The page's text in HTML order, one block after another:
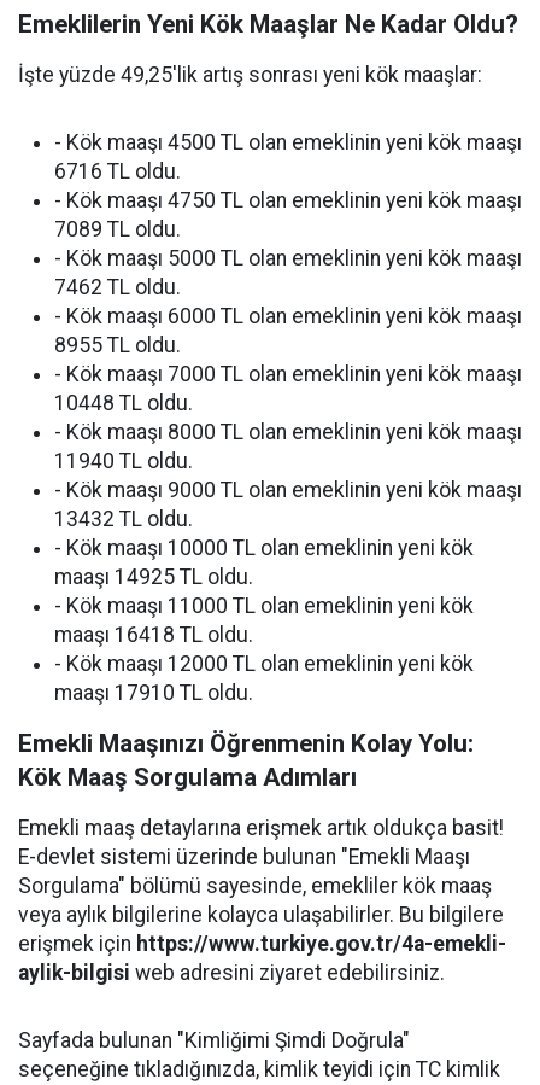
Emeklilerin Yeni Kök Maaşlar Ne Kadar Oldu?
İşte yüzde 49,25'lik artış sonrası yeni kök maaşlar:
- Kök maaşı 4500 TL olan emeklinin yeni kök maaşı
6716 TL oldu.
- Kök maaşı 4750 TL olan emeklinin yeni kök maaşı
7089 TL oldu.
- Kök maaşı 5000 TL olan emeklinin yeni kök maaşı
7462 TL oldu.
- Kök maaşı 6000 TL olan emeklinin yeni kök maaşı
8955 TL oldu.
- Kök maaşı 7000 TL olan emeklinin yeni kök maaşı
10448 TL oldu.
- Kök maaşı 8000 TL olan emeklinin yeni kök maaşı
11940 TL oldu.
- Kök maaşı 9000 TL olan emeklinin yeni kök maaşı
13432 TL oldu.
- Kök maaşı 10000 TL olan emeklinin yeni kök
maaşı 14925 TL oldu.
- Kök maaşı 11000 TL olan emeklinin yeni kök
maaşı 16418 TL oldu.
- Kök maaşı 12000 TL olan emeklinin yeni kök
maaşı 17910 TL oldu.
Emekli Maaşınızı Öğrenmenin Kolay Yolu:
Kök Maaş Sorgulama Adımları
Emekli maaş detaylarına erişmek artık oldukça basit!
E-devlet sistemi üzerinde bulunan "Emekli Maaşı
Sorgulama" bölümü sayesinde, emekliler kök maaş
veya aylık bilgilerine kolayca ulaşabilirler. Bu bilgilere
erişmek için https://www.turkiye.gov.tr/4a-emekli-
aylik-bilgisi web adresini ziyaret edebilirsiniz.
Sayfada bulunan "Kimliğimi Şimdi Doğrula"
seçeneğine tıkladığınızda, kimlik teyidi için TC kimlik